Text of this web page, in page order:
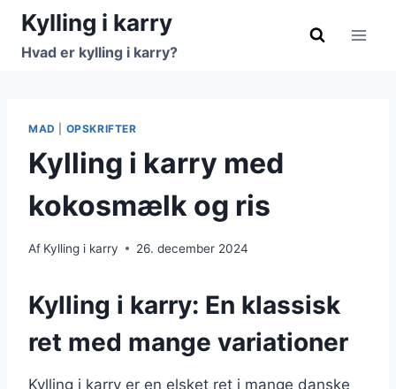
Fortsæt
indhold
Kylling i karry
Hvad er kylling i karry?
MAD OPSKRIFTER
Kylling i karry med
kokosmælk og ris
Af Kylling i karry 26. december 2024
Kylling i karry: En klassisk
ret med mange variationer
Kylling i karry er en elsket ret i mange danske